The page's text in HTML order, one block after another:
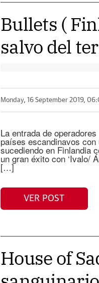
Bullets (
salvo del
Monday, 16 September 2019,
La entrada de
países escandinavos
sucediendo en Finlandia
un gran éxito con ‘Ivalo/
[…]
VER POST
House of